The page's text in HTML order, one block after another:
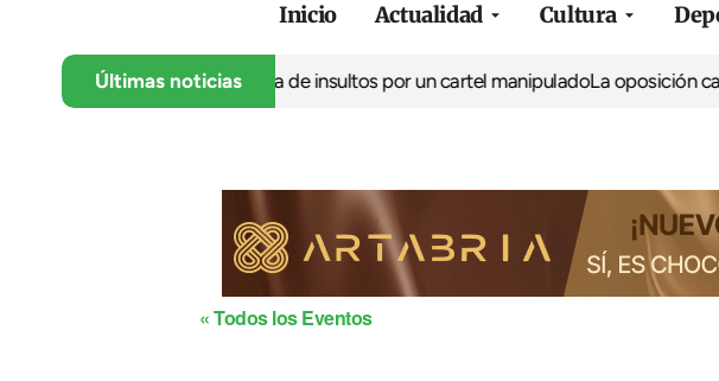
Inicio Actualidad Cultura
Últimas noticias
denuncia una campaña de insultos por un cartel manipuladoLa oposición carga
« Todos los Eventos